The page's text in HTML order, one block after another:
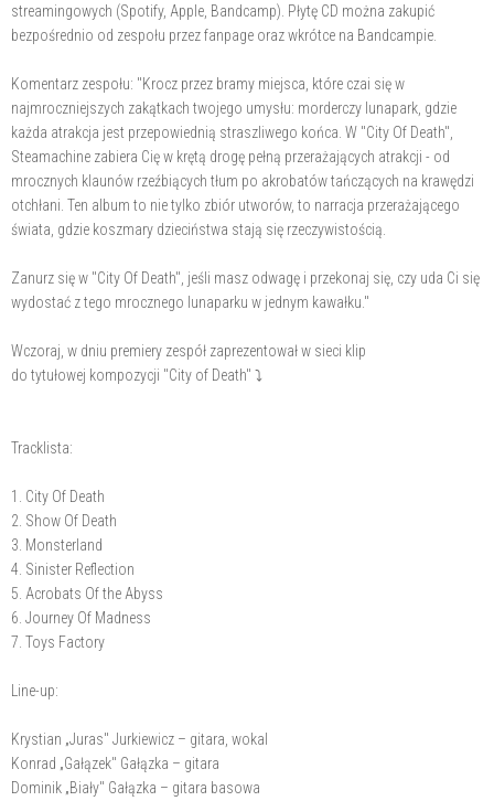
streamingowych (Spotify, Apple, Bandcamp). Płytę CD można zakupić
bezpośrednio od zespołu przez fanpage oraz wkrótce na Bandcampie.
Komentarz zespołu: "Krocz przez bramy miejsca, które czai się w
najmroczniejszych zakątkach twojego umysłu: morderczy lunapark, gdzie
każda atrakcja jest przepowiednią straszliwego końca. W "City Of Death",
Steamachine zabiera Cię w krętą drogę pełną przerażających atrakcji - od
mrocznych klaunów rzeźbiących tłum po akrobatów tańczących na krawędzi
otchłani. Ten album to nie tylko zbiór utworów, to narracja przerażającego
świata, gdzie koszmary dzieciństwa stają się rzeczywistością.
Zanurz się w "City Of Death", jeśli masz odwagę i przekonaj się, czy uda Ci się
wydostać z tego mrocznego lunaparku w jednym kawałku."
Wczoraj, w dniu premiery zespół zaprezentował w sieci klip
do tytułowej kompozycji "City of Death" ⤵
Tracklista:
1. City Of Death
2. Show Of Death
3. Monsterland
4. Sinister Reflection
5. Acrobats Of the Abyss
6. Journey Of Madness
7. Toys Factory
Line-up:
Krystian „Juras" Jurkiewicz – gitara, wokal
Konrad „Gałązek" Gałązka – gitara
Dominik „Biały" Gałązka – gitara basowa